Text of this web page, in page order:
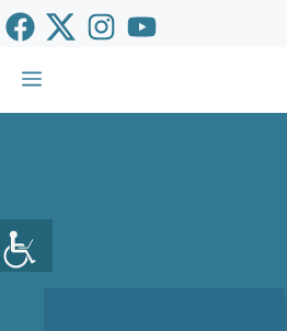
Vés
al
contingut
Menu